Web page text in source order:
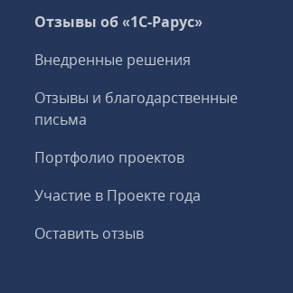
Отзывы об «1С-Рарус»
Внедренные решения
Отзывы и благодарственные
письма
Портфолио проектов
Участие в Проекте года
Оставить отзыв